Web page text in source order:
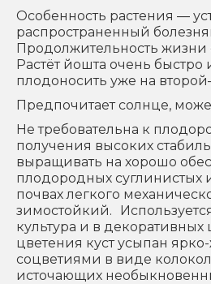
Особенность растения —
распространенный
Продолжительность жизни
Растёт йошта очень быстро
плодоносить уже на
Предпочитает солнце,
Не требовательна к
получения высоких
выращивать на хорошо
плодородных суглинистых
почвах легкого
зимостойкий.
культура и в декоративных
цветения куст усыпан
соцветиями в виде
источающих